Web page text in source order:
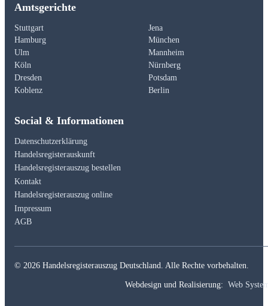
Amtsgerichte
Stuttgart
Jena
Hamburg
München
Ulm
Mannheim
Köln
Nürnberg
Dresden
Potsdam
Koblenz
Berlin
Social & Informationen
Datenschutzerklärung
Handelsregisterauskunft
Handelsregisterauszug bestellen
Kontakt
Handelsregisterauszug online
Impressum
AGB
© 2026 Handelsregisterauszug Deutschland. Alle Rechte vorbehalten.
Webdesign und Realisierung: Web